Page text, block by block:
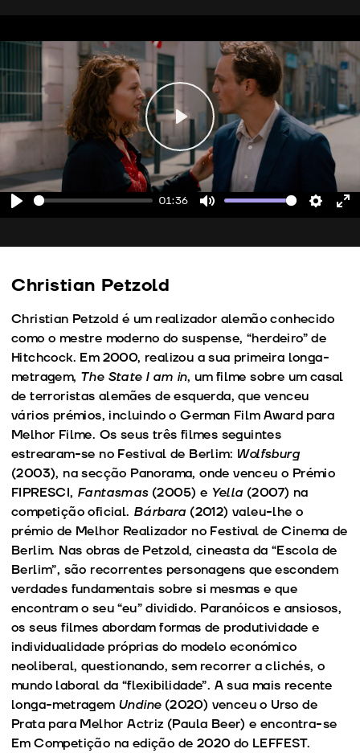
01:36
Play
Christian Petzold
Christian Petzold é um realizador alemão conhecido
como o mestre moderno do suspense, “herdeiro” de
Hitchcock. Em 2000, realizou a sua primeira longa-
metragem, The State I am in, um filme sobre um casal
de terroristas alemães de esquerda, que venceu
vários prémios, incluindo o German Film Award para
Melhor Filme. Os seus três filmes seguintes
estrearam-se no Festival de Berlim: Wolfsburg
(2003), na secção Panorama, onde venceu o Prémio
FIPRESCI, Fantasmas(2005) e Yella (2007) na
competição oficial. Bárbara (2012) valeu-lhe o
prémio de Melhor Realizador no Festival de Cinema de
Berlim. Nas obras de Petzold, cineasta da “Escola de
Berlim”, são recorrentes personagens que escondem
verdades fundamentais sobre si mesmas e que
encontram o seu “eu” dividido. Paranóicos e ansiosos,
os seus filmes abordam formas de produtividade e
individualidade próprias do modelo económico
neoliberal, questionando, sem recorrer a clichés, o
mundo laboral da “flexibilidade”. A sua mais recente
longa-metragem Undine (2020) venceu o Urso de
Prata para Melhor Actriz (Paula Beer) e encontra-se
Em Competição na edição de 2020 do LEFFEST.